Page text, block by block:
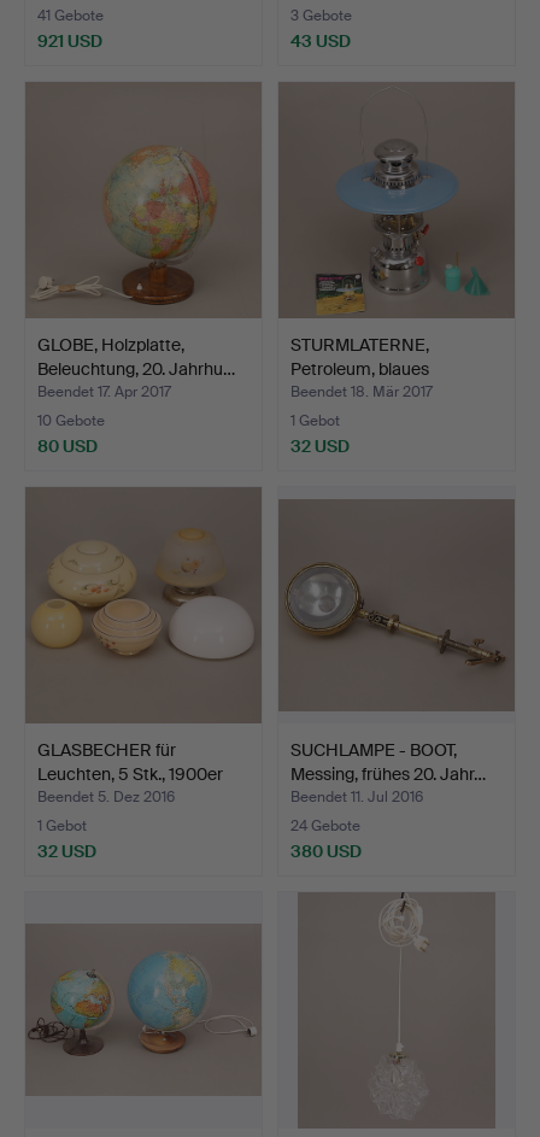
41 Gebote
921 USD
3 Gebote
43 USD
GLOBE, Holzplatte,
Beleuchtung, 20. Jahrhu…
Beendet 17. Apr 2017
10 Gebote
80 USD
STURMLATERNE,
Petroleum, blaues
Weißblech,…
Beendet 18. Mär 2017
1 Gebot
32 USD
GLASBECHER für
Leuchten, 5 Stk., 1900er
Ja…
Beendet 5. Dez 2016
1 Gebot
32 USD
SUCHLAMPE - BOOT,
Messing, frühes 20. Jahr…
Beendet 11. Jul 2016
24 Gebote
380 USD